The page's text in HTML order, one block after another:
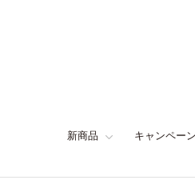
新商品 キャンペーン